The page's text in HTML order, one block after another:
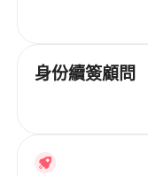
身份續簽顧問